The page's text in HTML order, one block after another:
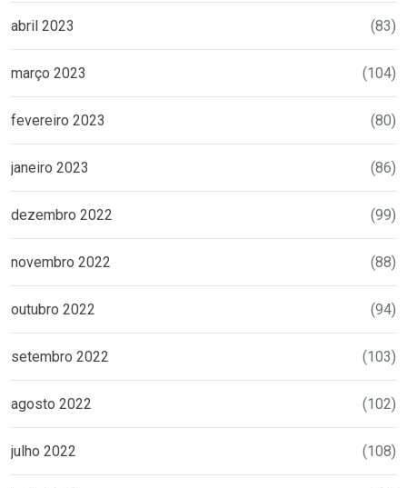
abril 2023 (83)
março 2023 (104)
fevereiro 2023 (80)
janeiro 2023 (86)
dezembro 2022 (99)
novembro 2022 (88)
outubro 2022 (94)
setembro 2022 (103)
agosto 2022 (102)
julho 2022 (108)